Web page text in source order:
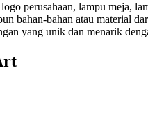
perusahaan, lampu meja,
bahan-bahan atau
yang unik dan menarik